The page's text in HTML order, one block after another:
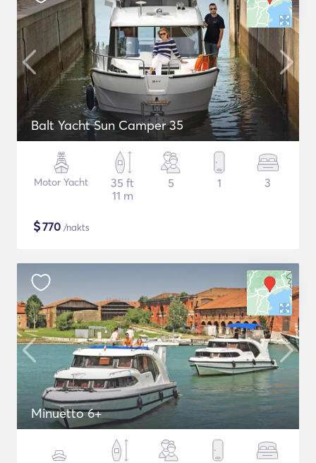
Balt Yacht Sun Camper 35
Motor Yacht
35 ft
11 m
5 1 3
$770 /nakts
Minuetto 6+